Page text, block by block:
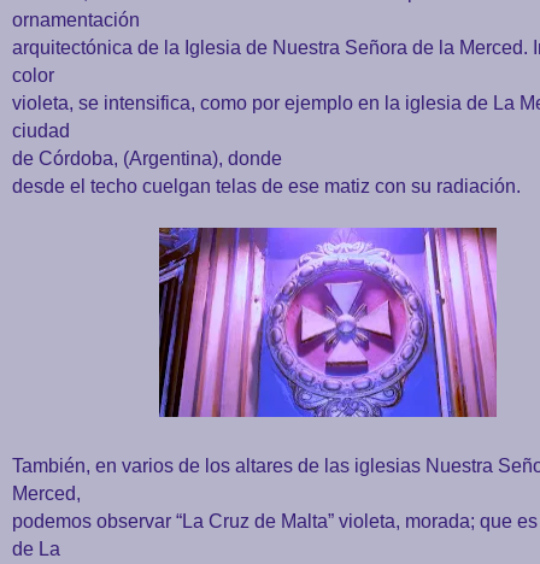
ornamentación
arquitectónica de la Iglesia de Nuestra Señora de la Merced.
color
violeta, se intensifica, como por ejemplo en la iglesia de La
ciudad
de Córdoba, (Argentina), donde
desde el techo cuelgan telas de ese matiz con su radiación.
También, en varios de los altares de las iglesias Nuestra
Merced,
podemos observar “La Cruz de Malta” violeta, morada; que
de La